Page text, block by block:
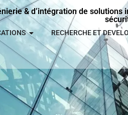
& d’intégration de
RECHERCHE ET